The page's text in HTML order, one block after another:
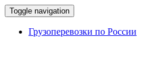
Toggle navigation
Грузоперевозки по России